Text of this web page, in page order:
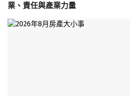
業、責任與產業力量